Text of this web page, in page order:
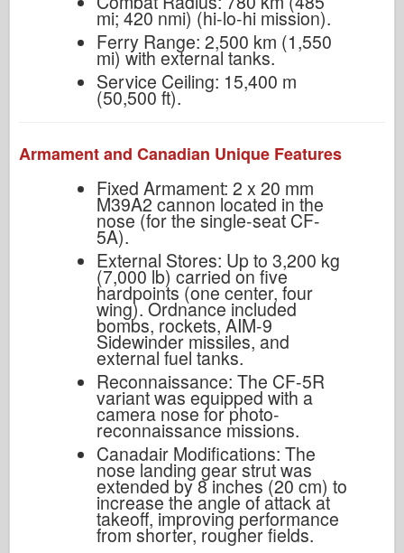
mi; 420 nmi) (hi-lo-hi mission).
Ferry Range: 2,500 km (1,550
mi) with external tanks.
Service Ceiling: 15,400 m
(50,500 ft).
Armament and Canadian Unique Features
Fixed Armament: 2 x 20 mm
M39A2 cannon located in the
nose (for the single-seat CF-
5A).
External Stores: Up to 3,200 kg
(7,000 lb) carried on five
hardpoints (one center, four
wing). Ordnance included
bombs, rockets, AIM-9
Sidewinder missiles, and
external fuel tanks.
Reconnaissance: The CF-5R
variant was equipped with a
camera nose for photo-
reconnaissance missions.
Canadair Modifications: The
nose landing gear strut was
extended by 8 inches (20 cm) to
increase the angle of attack at
takeoff, improving performance
from shorter, rougher fields.